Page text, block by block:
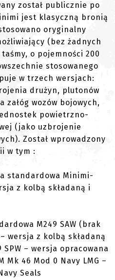
został publicznie po
jest klasyczną bronią
oryginalny
(bez żadnych
o pojemności 200
stosowanego
w trzech wersjach:
drużyn, plutonów
załóg wozów bojowych,
powietrzno-
(jako uzbrojenie
Został wprowadzony
w tym :
standardowa Minimi-
z kolbą składaną i
M249 SAW (brak
wersja z kolbą składaną
– wersja opracowana
Mk 46 Mod 0 Navy LMG –
Seals